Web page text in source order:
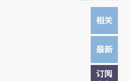
订阅